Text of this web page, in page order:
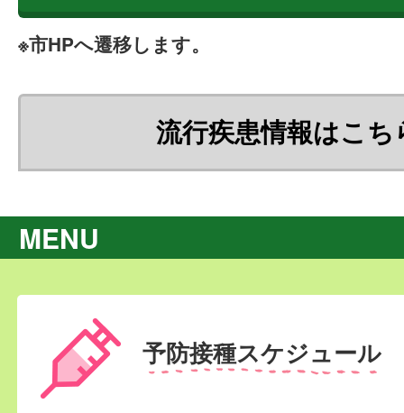
※市HPへ遷移します。
流行疾患情報はこち
MENU
予防接種スケジュール